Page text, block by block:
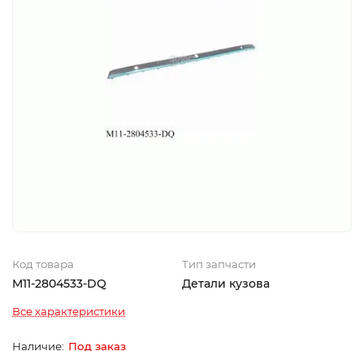
Код товара
M11-2804533-DQ
Тип запчасти
Детали кузова
Все характеристики
Под заказ